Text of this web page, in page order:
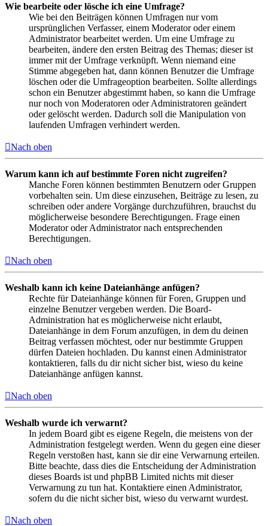
Wie bearbeite oder lösche ich eine Umfrage?
Wie bei den Beiträgen können Umfragen nur vom
ursprünglichen Verfasser, einem Moderator oder einem
Administrator bearbeitet werden. Um eine Umfrage zu
bearbeiten, ändere den ersten Beitrag des Themas; dieser ist
immer mit der Umfrage verknüpft. Wenn niemand eine
Stimme abgegeben hat, dann können Benutzer die Umfrage
löschen oder die Umfrageoption bearbeiten. Sollte allerdings
schon ein Benutzer abgestimmt haben, so kann die Umfrage
nur noch von Moderatoren oder Administratoren geändert
oder gelöscht werden. Dadurch soll die Manipulation von
laufenden Umfragen verhindert werden.
Nach oben
Warum kann ich auf bestimmte Foren nicht zugreifen?
Manche Foren können bestimmten Benutzern oder Gruppen
vorbehalten sein. Um diese einzusehen, Beiträge zu lesen, zu
schreiben oder andere Vorgänge durchzuführen, brauchst du
möglicherweise besondere Berechtigungen. Frage einen
Moderator oder Administrator nach entsprechenden
Berechtigungen.
Nach oben
Weshalb kann ich keine Dateianhänge anfügen?
Rechte für Dateianhänge können für Foren, Gruppen und
einzelne Benutzer vergeben werden. Die Board-
Administration hat es möglicherweise nicht erlaubt,
Dateianhänge in dem Forum anzufügen, in dem du deinen
Beitrag verfassen möchtest, oder nur bestimmte Gruppen
dürfen Dateien hochladen. Du kannst einen Administrator
kontaktieren, falls du dir nicht sicher bist, wieso du keine
Dateianhänge anfügen kannst.
Nach oben
Weshalb wurde ich verwarnt?
In jedem Board gibt es eigene Regeln, die meistens von der
Administration festgelegt werden. Wenn du gegen eine dieser
Regeln verstoßen hast, kann sie dir eine Verwarnung erteilen.
Bitte beachte, dass dies die Entscheidung der Administration
dieses Boards ist und phpBB Limited nichts mit dieser
Verwarnung zu tun hat. Kontaktiere einen Administrator,
sofern du die nicht sicher bist, wieso du verwarnt wurdest.
Nach oben